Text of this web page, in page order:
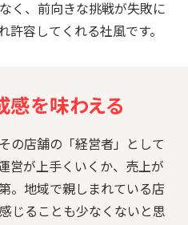
く、前向きな挑戦が失敗に
許容してくれる社風です。
感を味わえる
の店舗の「経営者」として
営が上手くいくか、売上が
。地域で親しまれている店
じることも少なくないと思